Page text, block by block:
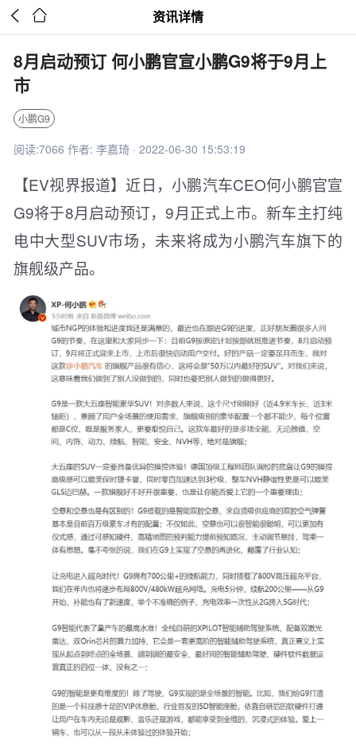
  资讯详情
8月启动预订 何小鹏官宣小鹏G9将于9月上
市
小鹏G9
阅读:7066 作者: 李嘉琦 · 2022-06-30 15:53:19
【EV视界报道】近日，小鹏汽车CEO何小鹏官宣
G9将于8月启动预订，9月正式上市。新车主打纯
电中大型SUV市场，未来将成为小鹏汽车旗下的
旗舰级产品。